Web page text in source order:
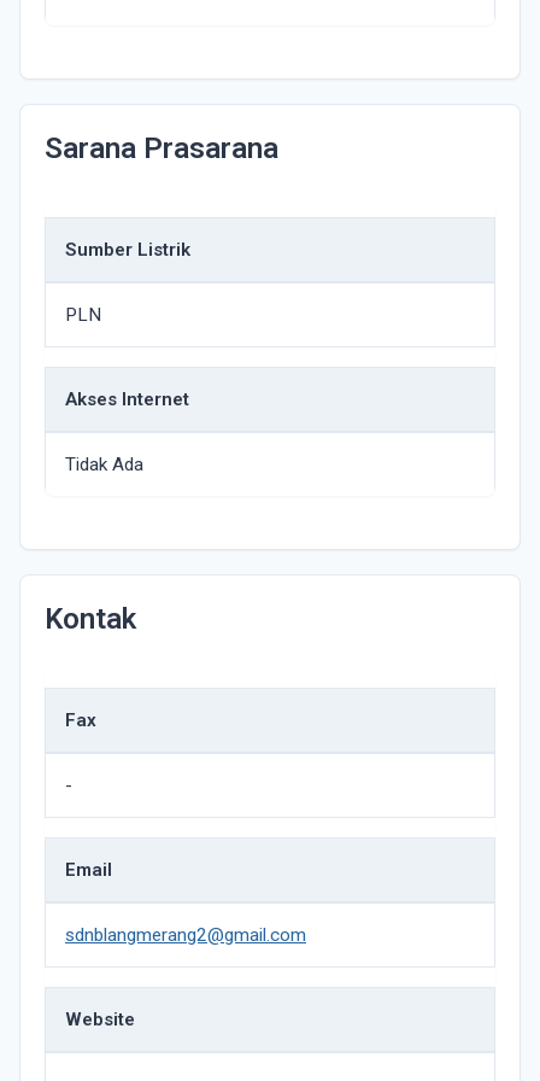
Sarana Prasarana
Sumber Listrik
PLN
Akses Internet
Tidak Ada
Kontak
Fax
-
Email
sdnblangmerang2@gmail.com
Website